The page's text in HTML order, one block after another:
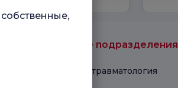
Медицинские подразделения
Ортопедия и травматология